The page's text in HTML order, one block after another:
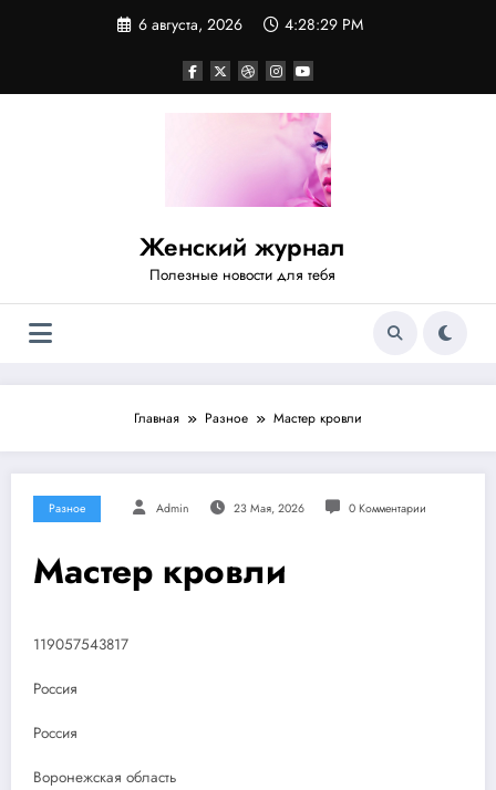
6 августа, 2026 4:28:29 PM
Женский журнал
Полезные новости для тебя
Главная Разное Мастер кровли
Разное Admin 23 Мая, 2026 0 Комментарии
Мастер кровли
119057543817
Россия
Россия
Воронежская область